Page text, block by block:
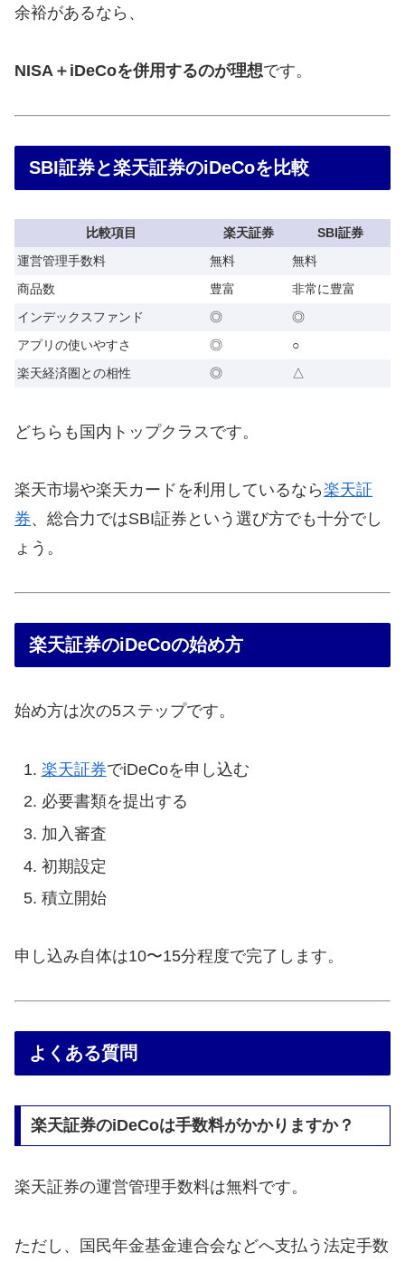
余裕があるなら、
NISA＋iDeCoを併用するのが理想です。
SBI証券と楽天証券のiDeCoを比較
比較項目 楽天証券
SBI証券
運営管理手数料
無料
無料
商品数
豊富
非常に豊富
インデックスファンド
◎
◎
アプリの使いやすさ
◎
○
楽天経済圏との相性
◎ △
どちらも国内トップクラスです。
楽天市場や楽天カードを利用しているなら楽天証
券、総合力ではSBI証券という選び方でも十分でし
ょう。
楽天証券のiDeCoの始め方
始め方は次の5ステップです。
楽天証券でiDeCoを申し込む
必要書類を提出する
加入審査
初期設定
積立開始
申し込み自体は10〜15分程度で完了します。
よくある質問
楽天証券のiDeCoは手数料がかかりますか？
楽天証券の運営管理手数料は無料です。
ただし、国民年金基金連合会などへ支払う法定手数